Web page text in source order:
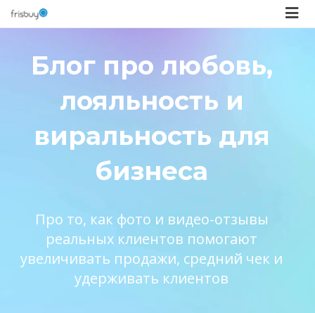
Блог про любовь,
лояльность и
виральность для
бизнеса
Про то, как фото и видео-отзывы
реальных клиентов помогают
увеличивать продажи, средний чек и
удерживать клиентов